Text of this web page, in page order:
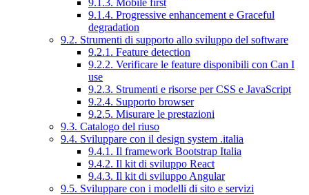
9.1.4. Progressive enhancement e Graceful
degradation
9.2. Strumenti di supporto allo sviluppo del software
9.2.1. Feature detection
9.2.2. Verificare le feature disponibili con Can I
use
9.2.3. Strumenti e risorse per CSS e JavaScript
9.2.4. Supporto browser
9.2.5. Misurare le prestazioni
9.3. Catalogo del riuso
9.4. Sviluppare con il design system .italia
9.4.1. Il framework Bootstrap Italia
9.4.2. Il kit di sviluppo React
9.4.3. Il kit di sviluppo Angular
9.5. Sviluppare con i modelli di sito e servizi